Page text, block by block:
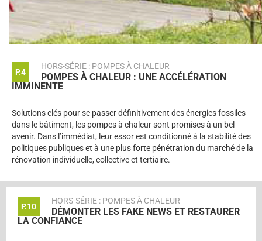
P.4
HORS-SÉRIE : POMPES À CHALEUR
POMPES À CHALEUR : UNE ACCÉLÉRATION
IMMINENTE
Solutions clés pour se passer définitivement des énergies fossiles
dans le bâtiment, les pompes à chaleur sont promises à un bel
avenir. Dans l’immédiat, leur essor est conditionné à la stabilité des
politiques publiques et à une plus forte pénétration du marché de la
rénovation individuelle, collective et tertiaire.
P.10
HORS-SÉRIE : POMPES À CHALEUR
DÉMONTER LES FAKE NEWS ET RESTAURER
LA CONFIANCE